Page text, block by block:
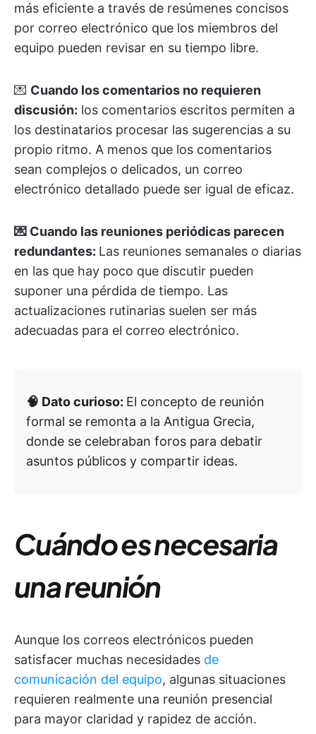
más eficiente a través de resúmenes concisos
por correo electrónico que los miembros del
equipo pueden revisar en su tiempo libre.
💌 Cuando los comentarios no requieren
discusión: los comentarios escritos permiten a
los destinatarios procesar las sugerencias a su
propio ritmo. A menos que los comentarios
sean complejos o delicados, un correo
electrónico detallado puede ser igual de eficaz.
💌 Cuando las reuniones periódicas parecen
redundantes: Las reuniones semanales o diarias
en las que hay poco que discutir pueden
suponer una pérdida de tiempo. Las
actualizaciones rutinarias suelen ser más
adecuadas para el correo electrónico.
🧠 Dato curioso: El concepto de reunión
formal se remonta a la Antigua Grecia,
donde se celebraban foros para debatir
asuntos públicos y compartir ideas.
Cuándo es necesaria
una reunión
Aunque los correos electrónicos pueden
satisfacer muchas necesidades de
comunicación del equipo, algunas situaciones
requieren realmente una reunión presencial
para mayor claridad y rapidez de acción.